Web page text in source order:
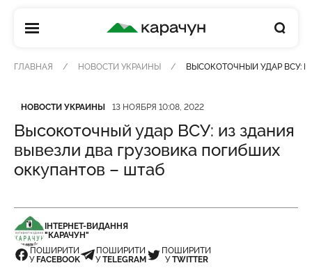
КАРАЧУН
ГЛАВНАЯ НОВОСТИ УКРАИНЫ ВЫСОКОТОЧНЫЙ УДАР ВСУ:
Категория
НОВОСТИ УКРАИНЫ
Дата публикации 13 НОЯБРЯ 10:08, 2022
Высокоточный удар ВСУ: из здания
вывезли два грузовика погибших
оккупантов – штаб
ІНТЕРНЕТ-ВИДАННЯ
"КАРАЧУН"
ПОШИРИТИ
У FACEBOOK
ПОШИРИТИ
УTELEGRAM
ПОШИРИТИ
УTWITTER